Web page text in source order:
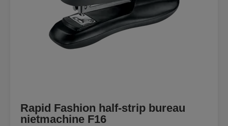
Rapid Fashion half-strip bureau
nietmachine F16